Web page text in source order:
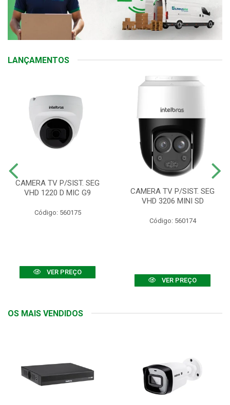
LANÇAMENTOS
CAMERA TV P/SIST. SEG
VHD 1220 D MIC G9
Código: 560175
VER PREÇO
CAMERA TV P/SIST. SEG
VHD 3206 MINI SD
Código: 560174
VER PREÇO
OS MAIS VENDIDOS